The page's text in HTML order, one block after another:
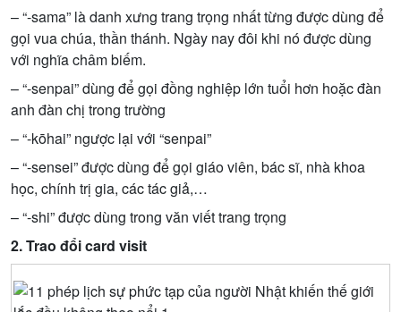
– “-sama” là danh xưng trang trọng nhất từng được dùng để
gọi vua chúa, thần thánh. Ngày nay đôi khi nó được dùng
với nghĩa châm biếm.
– “-senpai” dùng để gọi đồng nghiệp lớn tuổi hơn hoặc đàn
anh đàn chị trong trường
– “-kōhai” ngược lại với “senpai”
– “-sensei” được dùng để gọi giáo viên, bác sĩ, nhà khoa
học, chính trị gia, các tác giả,…
– “-shi” được dùng trong văn viết trang trọng
2. Trao đổi card visit